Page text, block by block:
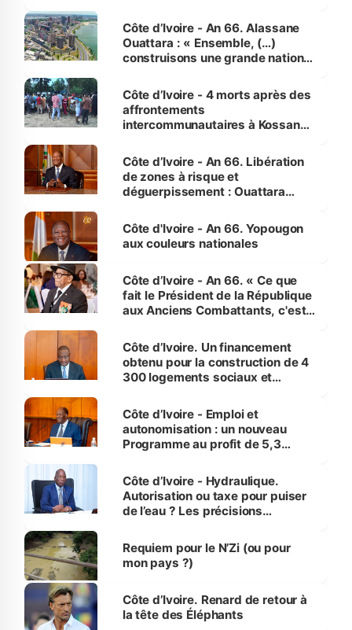
enfants
Côte d’Ivoire - An 66. Alassane
Ouattara : « Ensemble, (…)
construisons une grande nation
générations futures »
Côte d’Ivoire - 4 morts après des
affrontements
intercommunautaires à Kossandji
milieu des sinistrés
Côte d’Ivoire - An 66. Libération
de zones à risque et
déguerpissement : Ouattara
l'Etat de droit pour préserver les
vies humaines »
Côte d'Ivoire - An 66. Yopougon
aux couleurs nationales
Côte d’Ivoire - An 66. « Ce que
fait le Président de la République
aux Anciens Combattants, c'est
Côte d’Ivoire. Un financement
obtenu pour la construction de 4
300 logements sociaux et
et Yamoussoukro
Côte d’Ivoire - Emploi et
autonomisation : un nouveau
Programme au profit de 5,3
Côte d’Ivoire - Hydraulique.
Autorisation ou taxe pour puiser
de l’eau ? Les précisions
Requiem pour le N’Zi (ou pour
mon pays ?)
Côte d’Ivoire. Renard de retour à
la tête des Éléphants